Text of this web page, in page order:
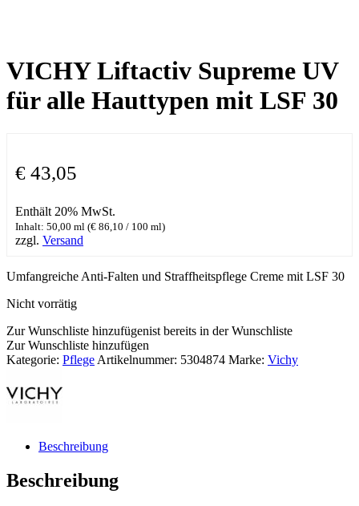
VICHY Liftactiv Supreme UV
für alle Hauttypen mit LSF 30
€ 43,05
Enthält 20% MwSt.
Inhalt: 50,00 ml (€ 86,10 / 100 ml)
zzgl. Versand
Umfangreiche Anti-Falten und Straffheitspflege Creme mit LSF 30
Nicht vorrätig
Zur Wunschliste hinzufügenist bereits in der Wunschliste
Zur Wunschliste hinzufügen
Kategorie: Pflege Artikelnummer: 5304874 Marke: Vichy
Beschreibung
Beschreibung